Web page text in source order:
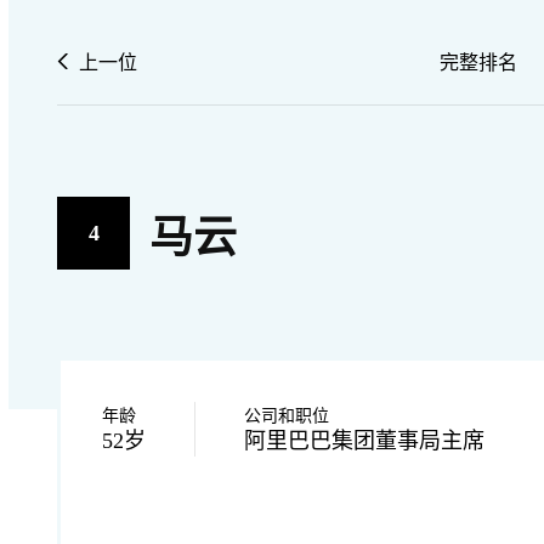
上一位 完整排名
4 马云
年龄
52岁
公司和职位
阿里巴巴集团董事局主席